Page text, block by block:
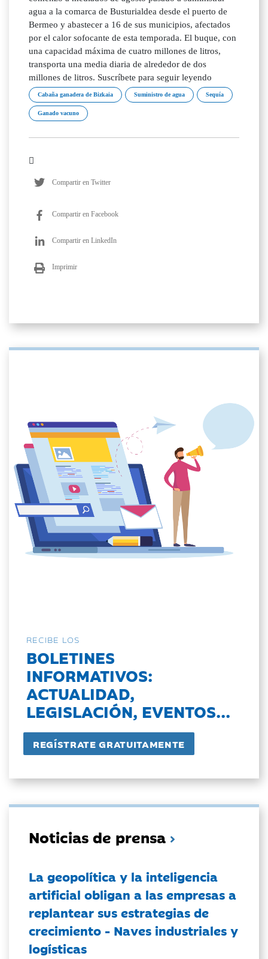
agua a la comarca de Busturialdea desde el puerto de
Bermeo y abastecer a 16 de sus municipios, afectados
por el calor sofocante de esta temporada. El buque, con
una capacidad máxima de cuatro millones de litros,
transporta una media diaria de alrededor de dos
millones de litros. Suscríbete para seguir leyendo
Cabaña ganadera de Bizkaia Suministro de agua Sequía
Ganado vacuno
Compartir en Twitter
Compartir en Facebook
Compartir en LinkedIn
Imprimir
RECIBE LOS
BOLETINES
INFORMATIVOS:
ACTUALIDAD,
LEGISLACIÓN, EVENTOS...
Noticias de prensa
La geopolítica y la inteligencia
artificial obligan a las empresas a
replantear sus estrategias de
crecimiento - Naves industriales y
logísticas